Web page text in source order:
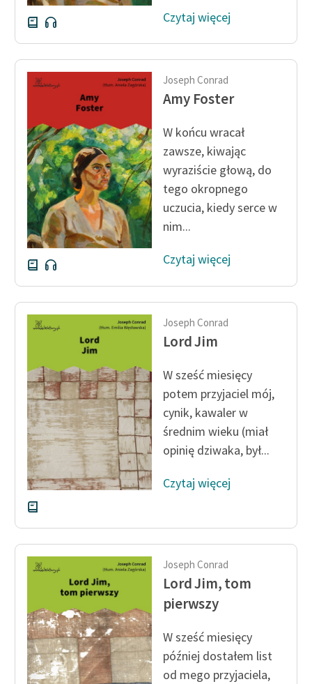
Czytaj więcej
Joseph Conrad
Amy Foster
W końcu wracał
zawsze, kiwając
wyraziście głową, do
tego okropnego
uczucia, kiedy serce w
nim...
Czytaj więcej
Joseph Conrad
Lord Jim
W sześć miesięcy
potem przyjaciel mój,
cynik, kawaler w
średnim wieku (miał
opinię dziwaka, był...
Czytaj więcej
Joseph Conrad
Lord Jim, tom
pierwszy
W sześć miesięcy
później dostałem list
od mego przyjaciela,